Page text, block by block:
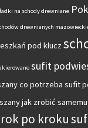
na schody drewniane
drewnianych
pod klucz
sufit
co potrzeba sufit
jak zrobić samemu
po kroku